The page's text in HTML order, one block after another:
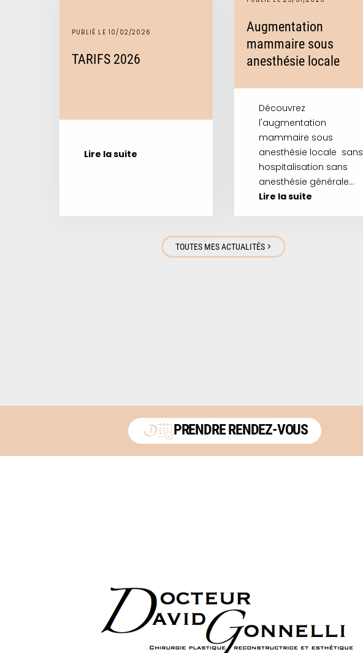
PUBLIÉ LE 10/02/2026
TARIFS 2026
Lire la suite
Augmentation
mammaire sous
anesthésie locale
Découvrez
l'augmentation
mammaire sous
anesthésie locale sans
hospitalisation sans
anesthésie générale…
Lire la suite
TOUTES MES ACTUALITÉS >
PRENDRE RENDEZ-VOUS